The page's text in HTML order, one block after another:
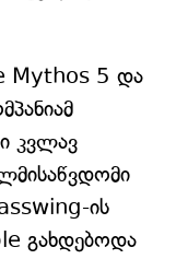
Mythos 5 და
კვლავ
ის
გახდებოდა